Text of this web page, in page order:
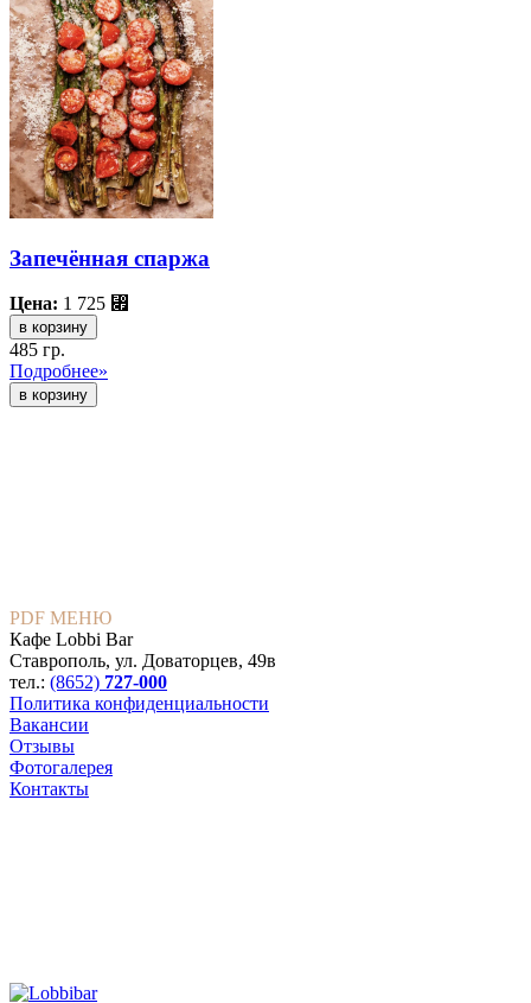
Запечённая спаржа
Цена: 1 725 ⃏
в корзину
485 гр.
Подробнее»
PDF МЕНЮ
Кафе Lobbi Bar
Ставрополь, ул. Доваторцев, 49в
тел.: (8652) 727-000
Политика конфиденциальности
Вакансии
Отзывы
Фотогалерея
Контакты